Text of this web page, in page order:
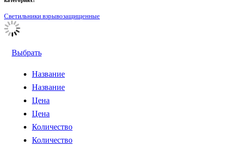
Светильники взрывозащищенные
Выбрать
Название
Название
Цена
Цена
Количество
Количество